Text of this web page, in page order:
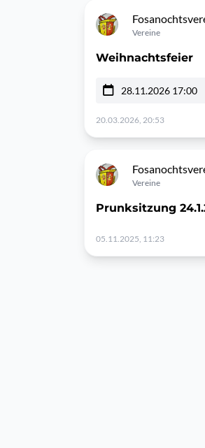
Vereine
Weihnachtsfeier
28.11.2026 17:00
20.03.2026, 20:53
Vereine
Prunksitzung
05.11.2025, 11:23